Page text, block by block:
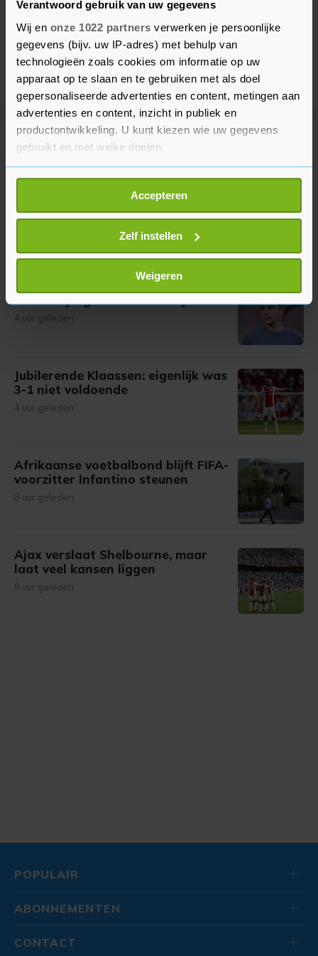
Verantwoord gebruik van uw gegevens
Wij en onze 1022 partners verwerken je persoonlijke
gegevens (bijv. uw IP-adres) met behulp van
technologieën zoals cookies om informatie op uw
apparaat op te slaan en te gebruiken met als doel
gepersonaliseerde advertenties en content, metingen aan
advertenties en content, inzicht in publiek en
productontwikkeling. U kunt kiezen wie uw gegevens
gebruikt en met welke doelen.
Als u het toestaat, willen we ook graag:
Informatie verzamelen over uw geografische
locatie, die tot een paar meter nauwkeurig kan zijn
Uw apparaat identificeren door het actief te
scannen op specifieke eigenschappen (fingerprinting)
Lees meer over hoe uw persoonlijke gegevens worden
verwerkt en stel uw voorkeuren in het
U kunt uw toestemming op elk moment wijzigen of
intrekken in de Cookieverklaring.
bezoek makkelijker en persoonlijker. Op
onze cookiepagina kun je ons cookiebeleid bekijken en je
gemaakte keuze altijd wijzigen of intrekken.
Accepteren
Zelf instellen
Weigeren
Meer uit Voetbal
Seizoenkaart Eredivisie bijna
overal duurder dan vorig seizoen
Míchel is alleen tevreden over
4 uur geleden
Jubilerende Klaassen: eigenlijk was
3-1 niet voldoende
4 uur geleden
Afrikaanse voetbalbond blijft FIFA-
voorzitter Infantino steunen
8 uur geleden
Ajax verslaat Shelbourne, maar
laat veel kansen liggen
9 uur geleden
POPULAIR
ABONNEMENTEN
CONTACT